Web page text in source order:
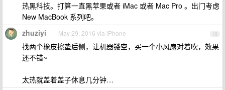
热黑科技。打算一直黑苹果或者 iMac 或者 Mac Pro 。出门考虑
New MacBook 系列吧。
19
zhuziyi May 29, 2016 via iPhone
找两个橡皮擦垫后侧，让机器镂空，买一个小风扇对着吹，效果
还不错~
太热就盖着盖子休息几分钟…